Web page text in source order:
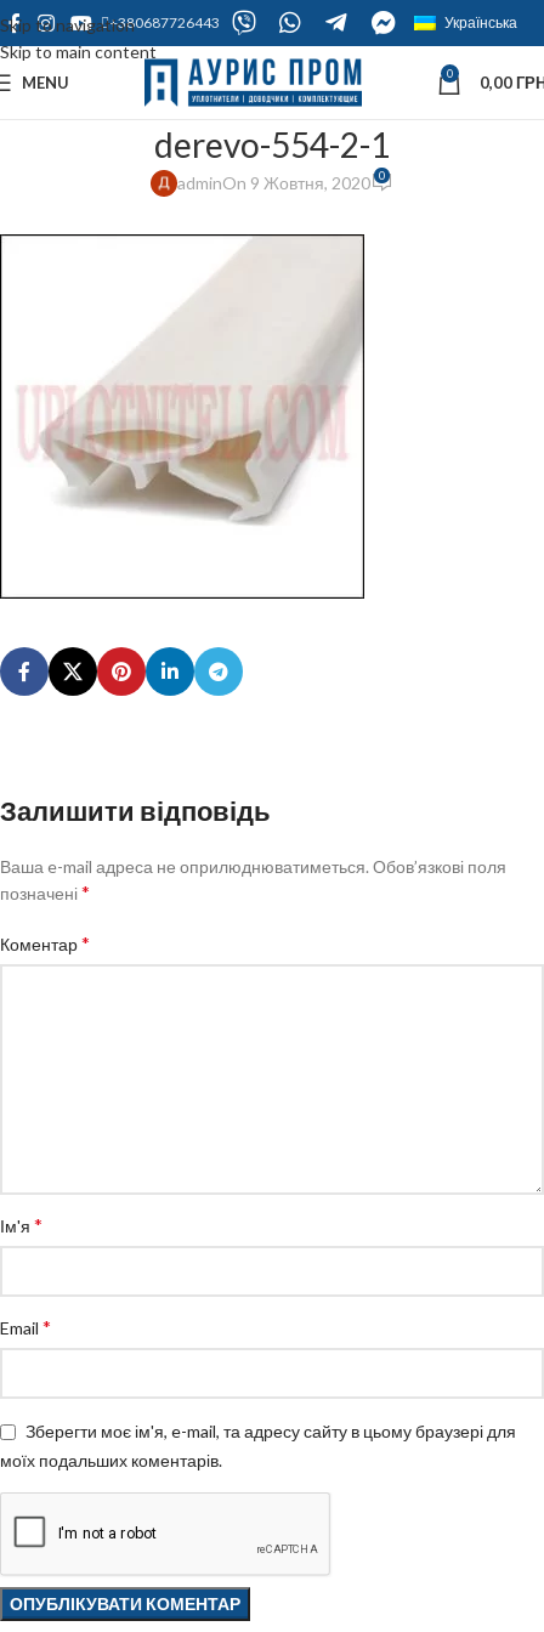
Skip to navigation
Skip to main content
+380687726443 Українська
MENU 0 0,00
derevo-554-2-1
adminOn 9 Жовтня, 2020 0
Залишити відповідь
Ваша e-mail адреса не оприлюднюватиметься. Обов’язкові поля
позначені*
Коментар*
Ім'я *
Email *
Зберегти моє ім'я, e-mail, та адресу сайту в цьому браузері для
моїх подальших коментарів.